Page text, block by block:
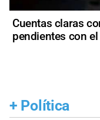
Cuentas claras
pendientes con
+ Política